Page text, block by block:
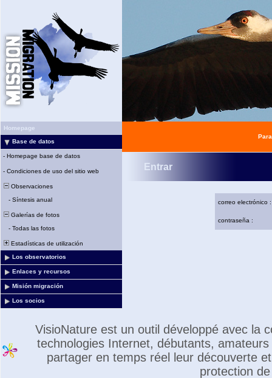
Homepage
Base de datos
- Homepage base de datos
- Condiciones de uso del sitio web
Observaciones
- Síntesis anual
Galerías de fotos
- Todas las fotos
Estadísticas de utilización
Los observatorios
Enlaces y recursos
Misión migración
Los socios
Entrar
correo electrónico :
contraseña :
VisioNature est un outil développé avec la
technologies Internet, débutants,
partager en temps réel leur découverte
protection